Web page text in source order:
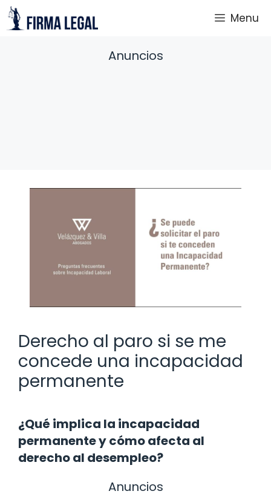
Saltar
al
Menu
Anuncios
Derecho al paro si se me
concede una incapacidad
permanente
¿Qué implica la incapacidad
permanente y cómo afecta al
derecho al desempleo?
Anuncios